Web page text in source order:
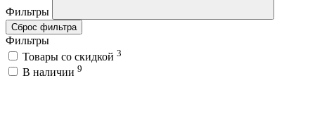
Фильтры
Сброс фильтра
Фильтры
Товары со скидкой 3
В наличии 9